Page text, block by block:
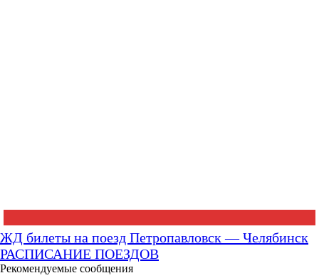
ЖД билеты на поезд Петропавловск — Челябинск
РАСПИСАНИЕ ПОЕЗДОВ
Рекомендуемые сообщения